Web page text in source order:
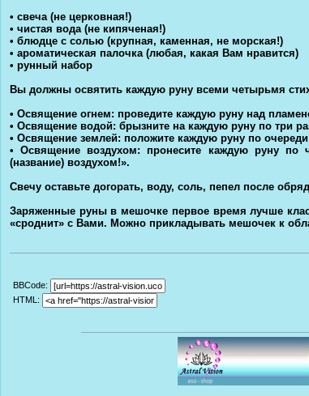
• свеча (не церковная!)
• чистая вода (не кипяченая!)
• блюдце с солью (крупная, каменная, не морская!)
• ароматическая палочка (любая, какая Вам нравится)
• рунный набор
Вы должны освятить каждую руну всеми четырьмя
• Освящение огнем: проведите каждую руну над
• Освящение водой: брызните на каждую руну по три
• Освящение землей: положите каждую руну по
• Освящение воздухом: пронесите каждую руну по
(название) воздухом!».
Свечу оставьте догорать, воду, соль, пепел после
Заряженные руны в мешочке первое время лучше
«сроднит» с Вами. Можно прикладывать мешочек к
BBCode:
HTML: